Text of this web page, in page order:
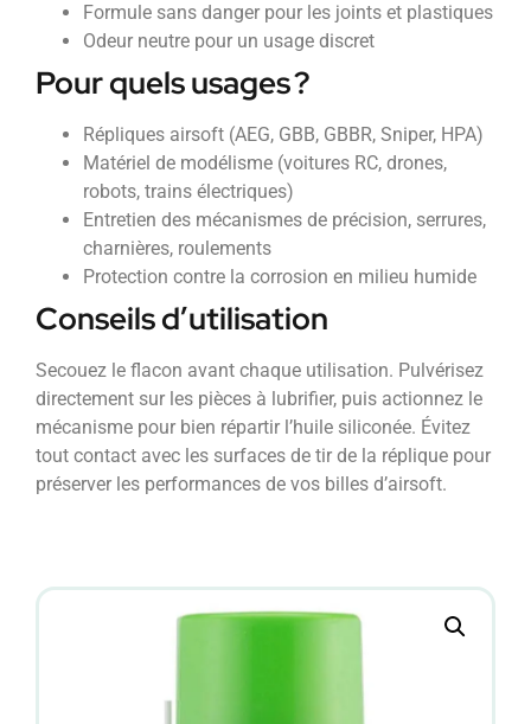
Formule sans danger pour les joints et plastiques
Odeur neutre pour un usage discret
Pour quels usages ?
Répliques airsoft (AEG, GBB, GBBR, Sniper, HPA)
Matériel de modélisme (voitures RC, drones,
robots, trains électriques)
Entretien des mécanismes de précision, serrures,
charnières, roulements
Protection contre la corrosion en milieu humide
Conseils d’utilisation
Secouez le flacon avant chaque utilisation. Pulvérisez
directement sur les pièces à lubrifier, puis actionnez le
mécanisme pour bien répartir l’huile siliconée. Évitez
tout contact avec les surfaces de tir de la réplique pour
préserver les performances de vos billes d’airsoft.